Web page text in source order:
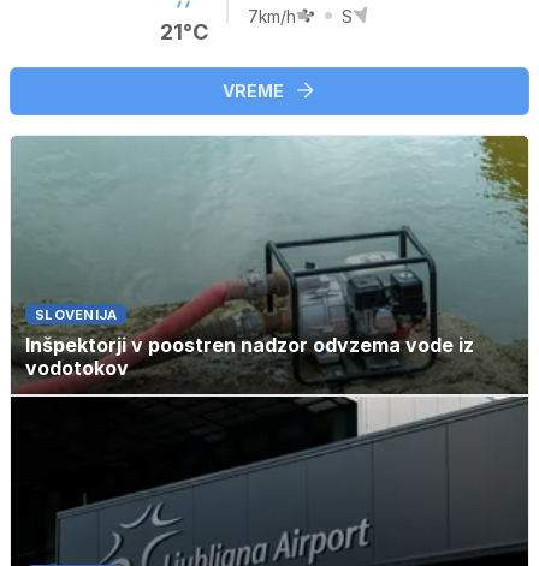
21°C
7km/h S
VREME
SLOVENIJA
Inšpektorji v poostren nadzor odvzema vode iz
vodotokov